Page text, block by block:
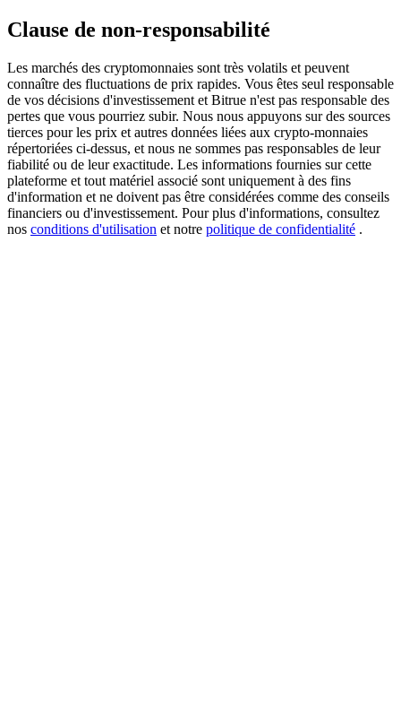
Register & Trade to Win 500,000 USDT
Precious Metals Trading Carnival
Trade Gold & Silver · 33,333 USDT Bonus
Clause de non-responsabilité
Les marchés des cryptomonnaies sont très volatils et peuvent
connaître des fluctuations de prix rapides. Vous êtes seul responsable
de vos décisions d'investissement et Bitrue n'est pas responsable des
pertes que vous pourriez subir. Nous nous appuyons sur des sources
tierces pour les prix et autres données liées aux crypto-monnaies
répertoriées ci-dessus, et nous ne sommes pas responsables de leur
fiabilité ou de leur exactitude. Les informations fournies sur cette
plateforme et tout matériel associé sont uniquement à des fins
d'information et ne doivent pas être considérées comme des conseils
financiers ou d'investissement. Pour plus d'informations, consultez
nos conditions d'utilisation et notre politique de confidentialité .